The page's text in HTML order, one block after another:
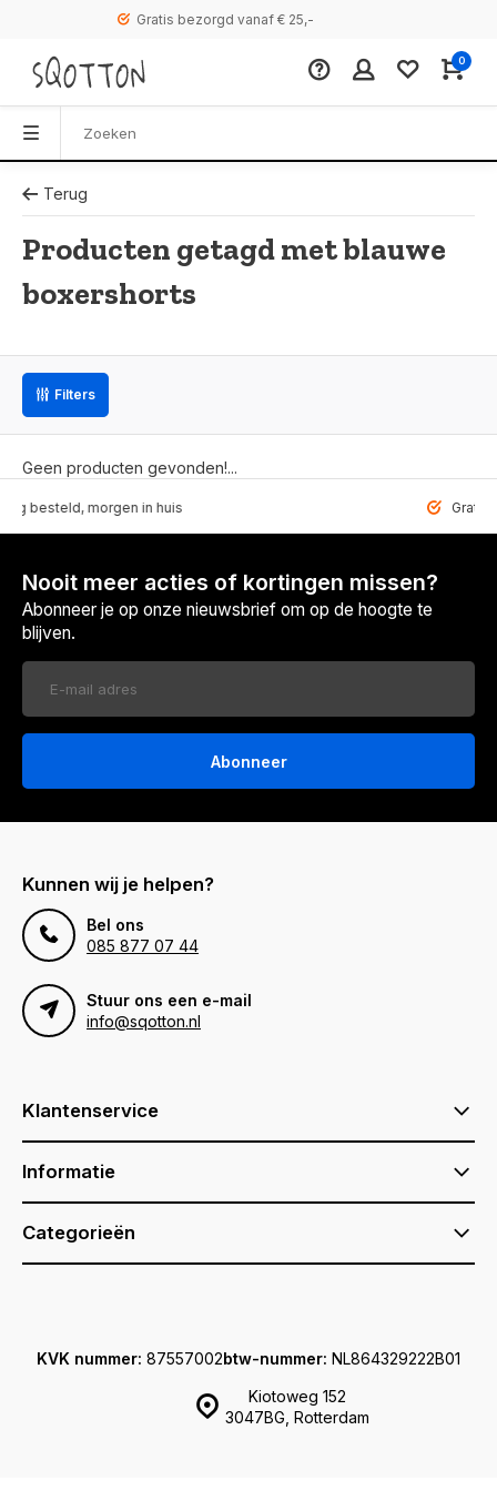
Gratis bezorgd vanaf € 25,-
0
Terug
Producten getagd met blauwe
boxershorts
Filters
Geen producten gevonden!...
morgen in huis Gratis
Nooit meer acties of kortingen missen?
Abonneer je op onze nieuwsbrief om op de hoogte te
blijven.
Abonneer
Kunnen wij je helpen?
Bel ons
085 877 07 44
Stuur ons een e-mail
info@sqotton.nl
Klantenservice
Informatie
Categorieën
Kiotoweg 152
3047BG, Rotterdam
KVK nummer: 87557002btw-nummer: NL864329222B01